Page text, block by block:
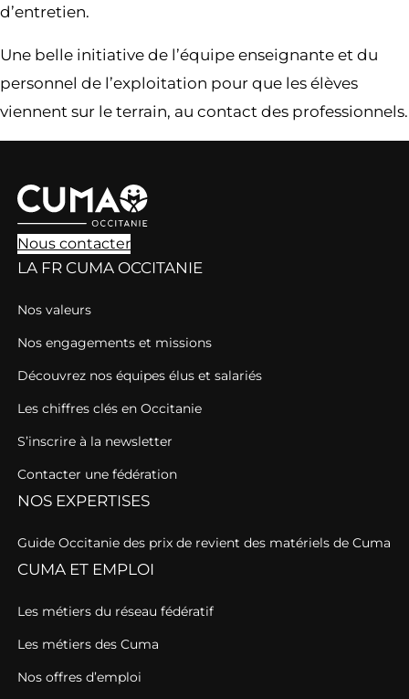
d’entretien.
Une belle initiative de l’équipe enseignante et du
personnel de l’exploitation pour que les élèves
viennent sur le terrain, au contact des professionnels.
Nous contacter
LA FR CUMA OCCITANIE
Nos valeurs
Nos engagements et missions
Découvrez nos équipes élus et salariés
Les chiffres clés en Occitanie
S’inscrire à la newsletter
Contacter une fédération
NOS EXPERTISES
Guide Occitanie des prix de revient des matériels de Cuma
CUMA ET EMPLOI
Les métiers du réseau fédératif
Les métiers des Cuma
Nos offres d’emploi